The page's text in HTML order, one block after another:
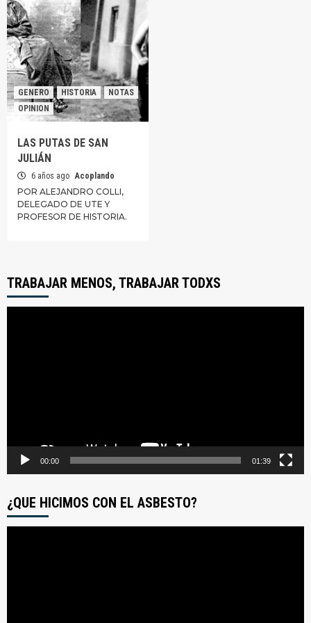
GENERO HISTORIA
NOTAS
OPINION
LAS PUTAS DE SAN
JULIÁN
6 años ago Acoplando
POR ALEJANDRO COLLI,
DELEGADO DE UTE Y
PROFESOR DE HISTORIA.
TRABAJAR MENOS, TRABAJAR TODXS
00:00 01:39
¿QUE HICIMOS CON EL ASBESTO?